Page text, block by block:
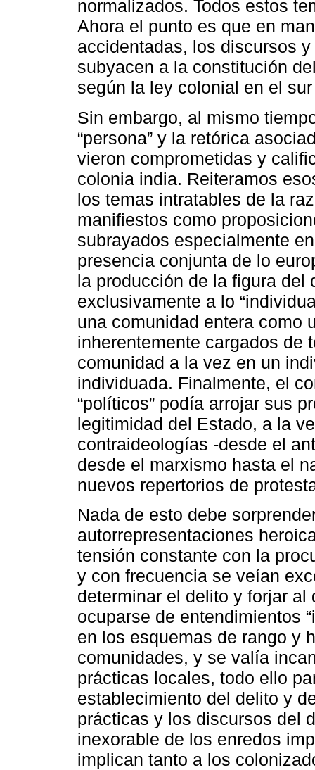
normalizados. Todos estos
Ahora el punto es que en
accidentadas, los discursos
subyacen a la constitución
según la ley colonial en el
Sin embargo, al mismo
“persona” y la retórica
vieron comprometidas y
colonia india. Reiteramos
los temas intratables de la
manifiestos como
subrayados especialmente
presencia conjunta de lo
la producción de la figura del
exclusivamente a lo
una comunidad entera como
inherentemente cargados de
comunidad a la vez en un
individuada. Finalmente, el
“políticos” podía arrojar sus
legitimidad del Estado, a la
contraideologías -desde el
desde el marxismo hasta el
nuevos repertorios de
Nada de esto debe
autorrepresentaciones
tensión constante con la
y con frecuencia se veían
determinar el delito y forjar
ocuparse de entendimientos
en los esquemas de rango y
comunidades, y se valía
prácticas locales, todo ello
establecimiento del delito y
prácticas y los discursos del
inexorable de los enredos
implican tanto a los